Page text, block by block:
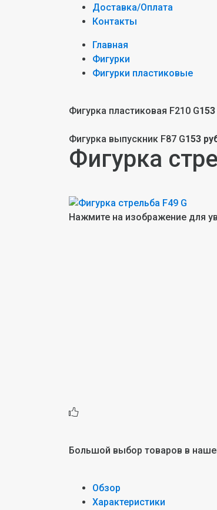
Доставка/Оплата
Контакты
Главная
Фигурки
Фигурки пластиковые
Фигурка пластиковая F210 G
Фигурка выпускник F87 G153
Фигурка
Нажмите на изображение для
Большой выбор товаров в
Обзор
Характеристики